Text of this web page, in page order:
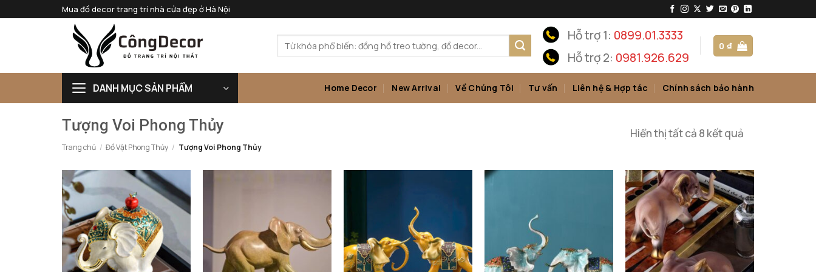
Mua đồ decor trang trí nhà cửa đẹp ở Hà Nội
kiếm:
Hỗ trợ 1: 0899.01.3333
Hỗ trợ 2: 0981.926.629
0₫
DANH MỤC SẢN PHẨM Home Decor New Arrival Về Chúng Tôi Tư vấn Liên hệ & Hợp tác Chính sách bảo hành
Tượng Voi Phong Thủy
Trang chủ / Đồ Vật Phong Thủy / Tượng Voi Phong Thủy
Hiển thị tất cả 8 kết quảĐã
theo
mới
nhất